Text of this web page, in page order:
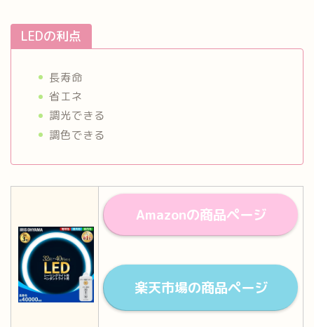
LEDの利点
長寿命
省エネ
調光できる
調色できる
Amazonの商品ページ
楽天市場の商品ページ